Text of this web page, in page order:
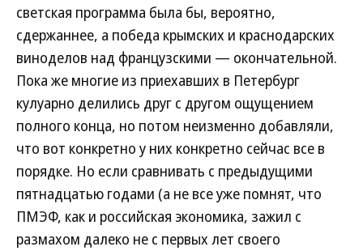
светская программа была бы, вероятно,
сдержаннее, а победа крымских и краснодарских
виноделов над французскими — окончательной.
Пока же многие из приехавших в Петербург
кулуарно делились друг с другом ощущением
полного конца, но потом неизменно добавляли,
что вот конкретно у них конкретно сейчас все в
порядке. Но если сравнивать с предыдущими
пятнадцатью годами (а не все уже помнят, что
ПМЭФ, как и российская экономика, зажил с
размахом далеко не с первых лет своего